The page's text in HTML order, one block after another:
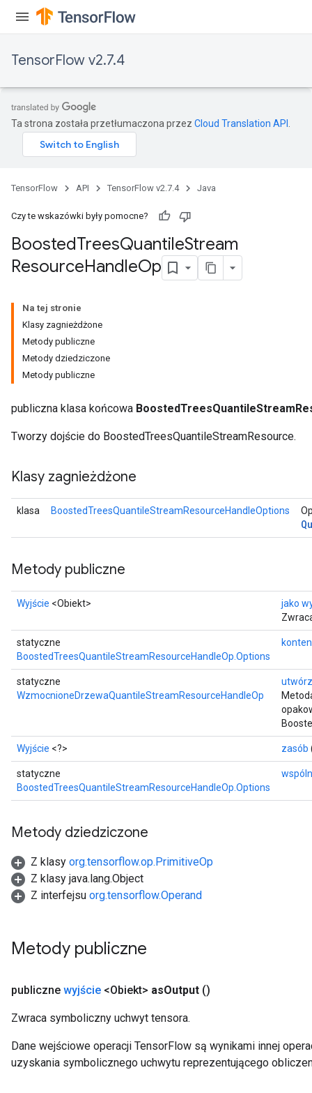
TensorFlow v2.7.4
Ta strona została przetłumaczona przez Cloud Translation API
TensorFlow API TensorFlow v2.7.4 Java
Czy te wskazówki były pomocne?
BoostedTreesQuantileStream
ResourceHandleOp
Na tej stronie
Klasy zagnieżdżone
Metody publiczne
Metody dziedziczone
Metody publiczne
publiczna klasa końcowa
Tworzy dojście do BoostedTreesQuantileStreamResource.
Klasy zagnieżdżone
klasa BoostedTreesQuantileStreamResourceHandleOptions
Metody publiczne
Wyjście <Obiekt>
jako
statyczne
BoostedTreesQuantileStreamResourceHandleOp.Options
statyczne
WzmocnioneDrzewaQuantileStreamResourceHandleOp
utwórz
Wyjście <?> zasób
statyczne
BoostedTreesQuantileStreamResourceHandleOp.Options
Metody dziedziczone
Z klasy org.tensorflow.op.PrimitiveOp
Z klasy java.lang.Object
Z interfejsu org.tensorflow.Operand
Metody publiczne
publiczne wyjście <Obiekt> asOutput ()
Zwraca symboliczny uchwyt tensora.
Dane wejściowe operacji TensorFlow są wynikami innej
uzyskania symbolicznego uchwytu reprezentującego